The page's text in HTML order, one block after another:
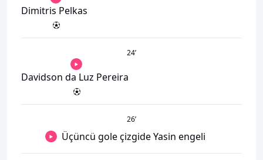
Dimitris Pelkas
24’
Davidson da Luz Pereira
26’
Üçüncü gole çizgide Yasin engeli